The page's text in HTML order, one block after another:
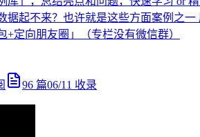
据起不来？也许就是这些方面案例之
+定向朋友圈」（专栏没有微信群）
96 篇06/11 收录